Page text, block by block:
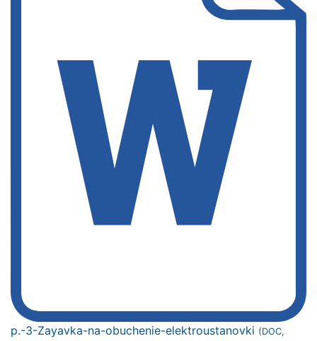
p.-3-Zayavka-na-obuchenie-elektroustanovki (DOC,